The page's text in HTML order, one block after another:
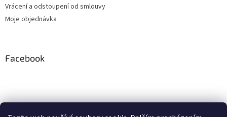
Vrácení a odstoupení od smlouvy
Moje objednávka
Facebook
Instagram